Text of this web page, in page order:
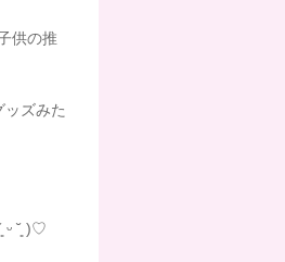
供の推
ズみた
ᵕ ˘͈ )♡